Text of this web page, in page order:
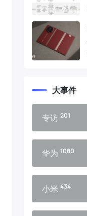
大事件
专访 201
华为 1080
小米 434